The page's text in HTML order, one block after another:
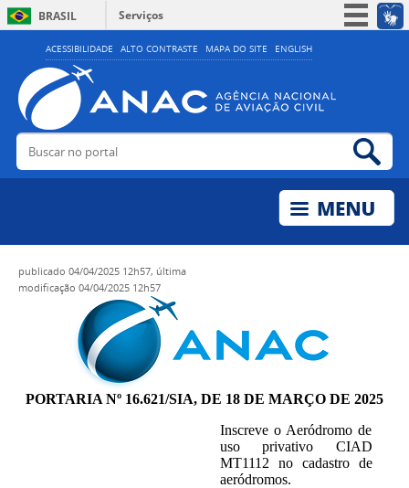
ACESSIBILIDADE ALTO CONTRASTE MAPA DO SITE ENGLISH
BRASIL
Serviços
Simplifique!
Acesso à informação
Legislação
Buscar no portal
publicado 04/04/2025 12h57, última
modificação 04/04/2025 12h57
PORTARIA Nº 16.621/SIA, DE 18 DE MARÇO DE 2025
Inscreve o Aeródromo de
uso privativo CIAD
MT1112 no cadastro de
aeródromos.